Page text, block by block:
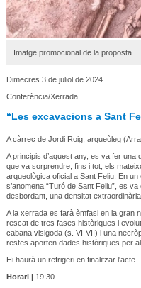
Imatge promocional de la proposta.
Dimecres 3 de juliol de 2024
Conferència/Xerrada
“Les excavacions a Sant
A càrrec de Jordi Roig, arqueòleg
A principis d’aquest any, es va fer
que va sorprendre, fins i tot, els
arqueològica oficial a Sant Feliu. En
s’anomena “Turó de Sant Feliu”, es
desbordant, una densitat extraordinària.
A la xerrada es farà èmfasi en la gran
rescat de tres fases històriques i
cabana visigoda (s. VI-VII) i una
restes aporten dades històriques per
Hi haurà un refrigeri en finalitzar l'acte.
Horari |19:30